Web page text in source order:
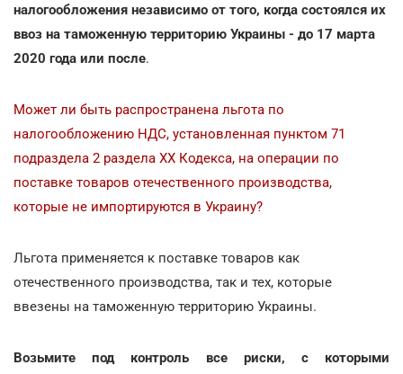
налогообложения независимо от того, когда состоялся их
ввоз на таможенную территорию Украины - до 17 марта
2020 года или после.
Может ли быть распространена льгота по
налогообложению НДС, установленная пунктом 71
подраздела 2 раздела ХХ Кодекса, на операции по
поставке товаров отечественного производства,
которые не импортируются в Украину?
Льгота применяется к поставке товаров как
отечественного производства, так и тех, которые
ввезены на таможенную территорию Украины.
Возьмите под контроль все риски, с которыми